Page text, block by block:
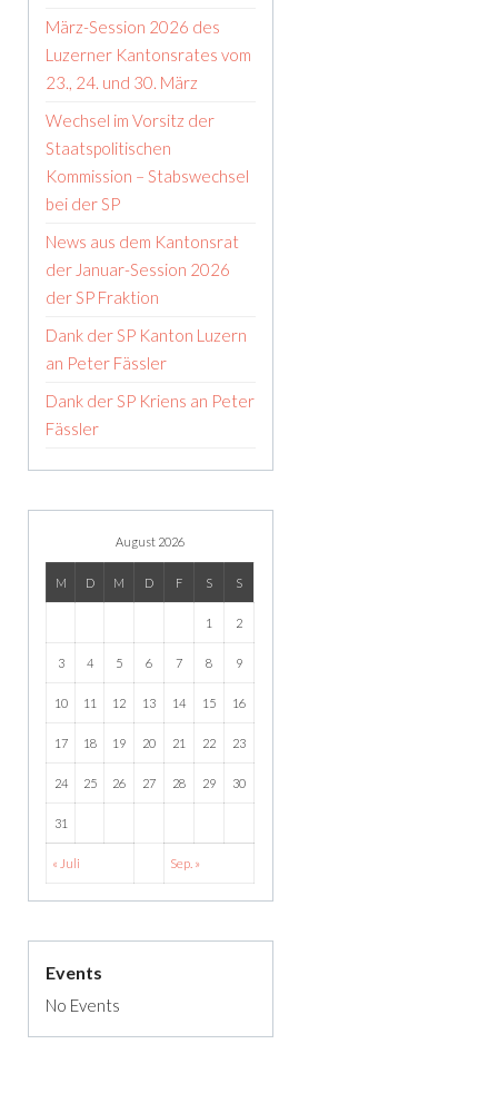
März-Session 2026 des
Luzerner Kantonsrates vom
23., 24. und 30. März
Wechsel im Vorsitz der
Staatspolitischen
Kommission – Stabswechsel
bei der SP
News aus dem Kantonsrat
der Januar-Session 2026
der SP Fraktion
Dank der SP Kanton Luzern
an Peter Fässler
Dank der SP Kriens an Peter
Fässler
August 2026
M D M D F S S
1 2
3 4 5 6 7 8 9
10 11 12 13 14 15 16
17 18 19 20 21 22 23
24 25 26 27 28 29 30
31
« Juli Sep. »
Events
No Events